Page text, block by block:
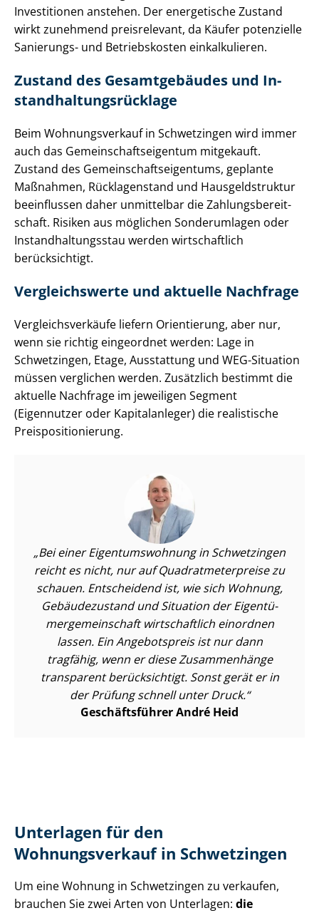
Investitionen anstehen. Der energetische Zustand
wirkt zunehmend preisrelevant, da Käufer potenzielle
Sanierungs- und Betriebskosten einkalkulieren.
Zustand des Gesamtgebäudes und In­
stand­hal­tungs­rück­la­ge
Beim Wohnungsverkauf in Schwetzingen wird immer
auch das Ge­mein­schafts­ei­gen­tum mitgekauft.
Zustand des Ge­mein­schafts­ei­gen­tums, geplante
Maßnahmen, Rücklagenstand und Haus­geld­struk­tur
beeinflussen daher unmittelbar die Zah­lungs­be­reit­
schaft. Risiken aus möglichen Sonderumlagen oder
In­stand­hal­tungs­stau werden wirtschaftlich
berücksichtigt.
Vergleichswerte und aktuelle Nachfrage
Ver­gleichs­ver­käu­fe liefern Orientierung, aber nur,
wenn sie richtig eingeordnet werden: Lage in
Schwetzingen, Etage, Ausstattung und WEG-Situation
müssen verglichen werden. Zusätzlich bestimmt die
aktuelle Nachfrage im jeweiligen Segment
(Eigennutzer oder Kapitalanleger) die realistische
Preis­po­si­tio­nie­rung.
Bei einer Ei­gen­tums­woh­nung in Schwetzingen
reicht es nicht, nur auf Qua­drat­me­ter­prei­se zu
schauen. Entscheidend ist, wie sich Wohnung,
Gebäudezustand und Situation der Ei­gen­tü­
mer­ge­mein­schaft wirtschaftlich einordnen
lassen. Ein Angebotspreis ist nur dann
tragfähig, wenn er diese Zusammenhänge
transparent berücksichtigt. Sonst gerät er in
der Prüfung schnell unter Druck.
Geschäftsführer André Heid
Unterlagen für den
Wohnungsverkauf in Schwetzingen
Um eine Wohnung in Schwetzingen zu verkaufen,
brauchen Sie zwei Arten von Unterlagen: die